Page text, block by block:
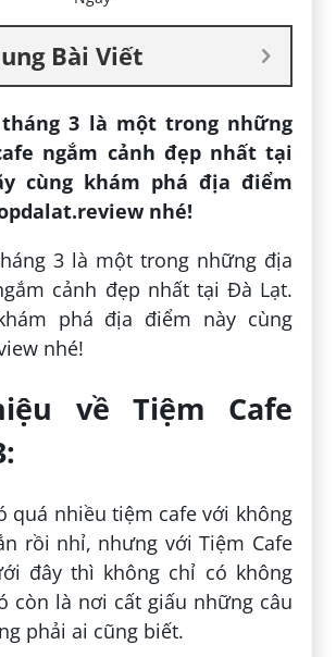
Bài Viết
tháng 3 là một trong những
ngắm cảnh đẹp nhất tại
cùng khám phá địa điểm
nhé!
3 là một trong những địa
cảnh đẹp nhất tại Đà Lạt.
phá địa điểm này cùng
nhé!
về Tiệm Cafe
quá nhiều tiệm cafe với không
rồi nhỉ, nhưng với Tiệm Cafe
đây thì không chỉ có không
còn là nơi cất giấu những câu
phải ai cũng biết.